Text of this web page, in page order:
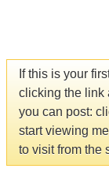
If this is your
clicking the link
you can post:
start viewing
to visit from the